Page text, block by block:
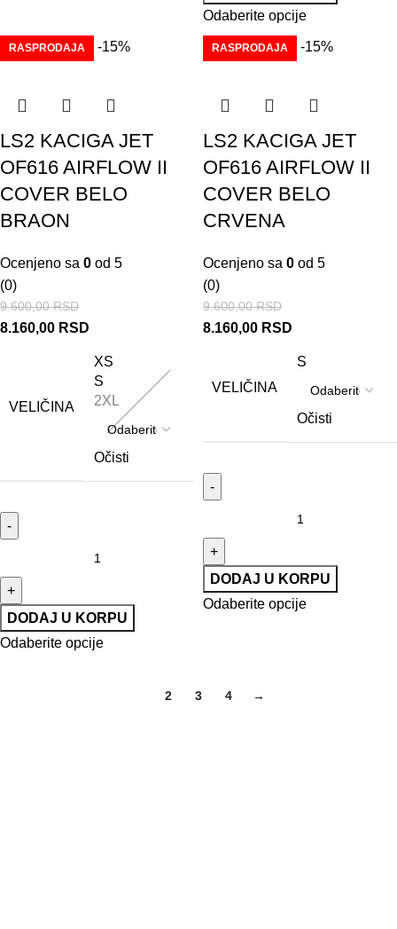
Odaberite opcije
RASPRODAJA -15%
LS2 KACIGA JET
OF616 AIRFLOW II
COVER BELO
BRAON
Ocenjeno sa 0 od 5
(0)
9.600,00RSD
8.160,00 RSD
VELIČINA
XS
S
2XL
Očisti
DODAJ U KORPU
Odaberite opcije
RASPRODAJA -15%
LS2 KACIGA JET
OF616 AIRFLOW II
COVER BELO
CRVENA
Ocenjeno sa 0 od 5
(0)
9.600,00RSD
8.160,00 RSD
VELIČINA
S
Očisti
DODAJ U KORPU
Odaberite opcije
2 3 4 →